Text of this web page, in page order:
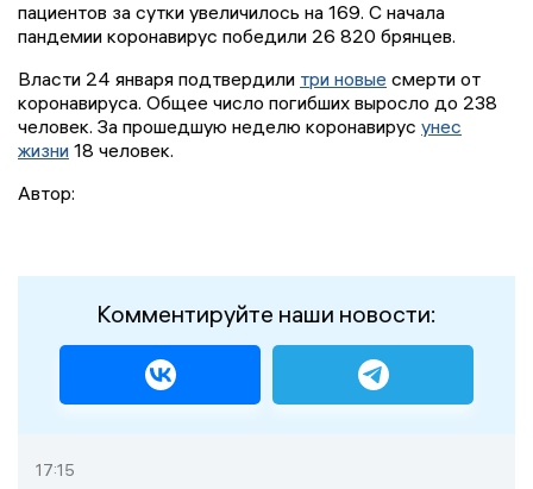
пациентов за сутки увеличилось на 169. С начала
пандемии коронавирус победили 26 820 брянцев.
Власти 24 января подтвердили три новые смерти от
коронавируса. Общее число погибших выросло до 238
человек. За прошедшую неделю коронавирус унес
жизни 18 человек.
Автор:
Комментируйте наши новости:
17:15